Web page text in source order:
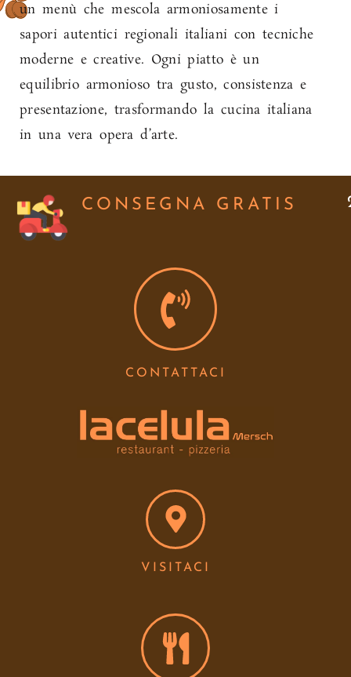
un menù che mescola armoniosamente i
sapori autentici regionali italiani con tecniche
moderne e creative. Ogni piatto è un
equilibrio armonioso tra gusto, consistenza e
presentazione, trasformando la cucina italiana
in una vera opera d’arte.
CONSEGNA GRATIS
CONTATTACI
VISITACI